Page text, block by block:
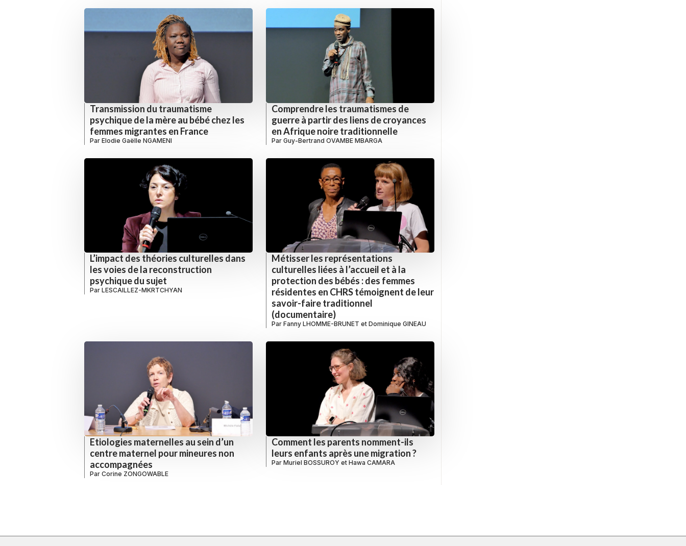
Transmission du traumatisme
psychique de la mère au bébé chez les
femmes migrantes en France
Par Elodie Gaëlle NGAMENI
Comprendre les traumatismes de
guerre à partir des liens de croyances
en Afrique noire traditionnelle
Par Guy-Bertrand OVAMBE MBARGA
L’impact des théories culturelles dans
les voies de la reconstruction
psychique du sujet
Par LESCAILLEZ-MKRTCHYAN
Métisser les représentations
culturelles liées à l’accueil et à la
protection des bébés : des femmes
résidentes en CHRS témoignent de leur
savoir-faire traditionnel
(documentaire)
Par Fanny LHOMME-BRUNET et Dominique GINEAU
Etiologies maternelles au sein d’un
centre maternel pour mineures non
accompagnées
Par Corine ZONGOWABLE
Comment les parents nomment-ils
leurs enfants après une migration ?
Par Muriel BOSSUROY et Hawa CAMARA